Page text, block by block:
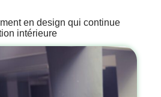
en design qui continue
intérieure